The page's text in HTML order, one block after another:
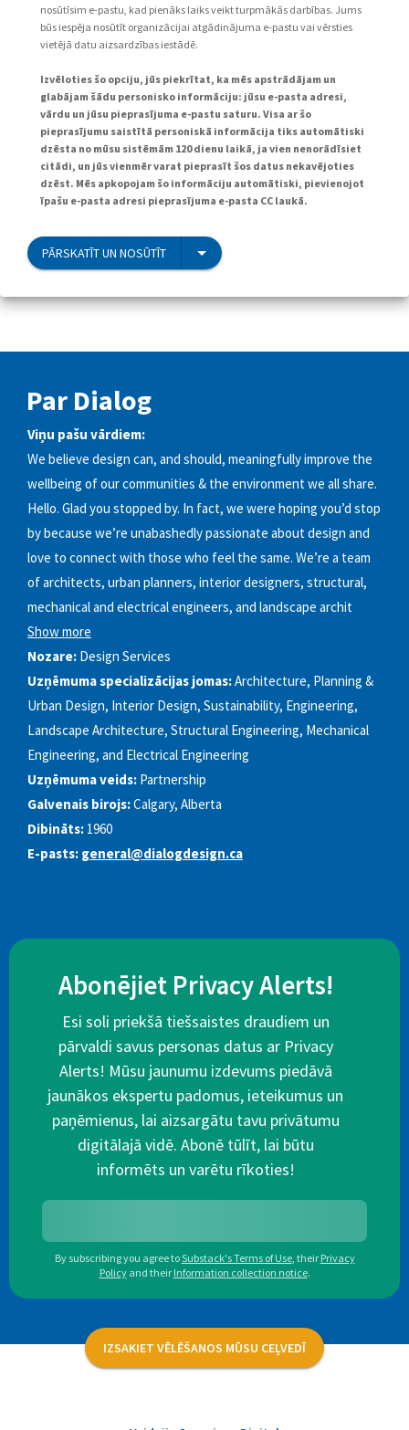
nosūtīsim e-pastu, kad pienāks laiks veikt turpmākās darbības. Jums
būs iespēja nosūtīt organizācijai atgādinājuma e-pastu vai vērsties
vietējā datu aizsardzības iestādē.
Izvēloties šo opciju, jūs piekrītat, ka mēs apstrādājam un
glabājam šādu personisko informāciju: jūsu e-pasta adresi,
vārdu un jūsu pieprasījuma e-pastu saturu. Visa ar šo
pieprasījumu saistītā personiskā informācija tiks automātiski
dzēsta no mūsu sistēmām 120 dienu laikā, ja vien nenorādīsiet
citādi, un jūs vienmēr varat pieprasīt šos datus nekavējoties
dzēst. Mēs apkopojam šo informāciju automātiski, pievienojot
īpašu e-pasta adresi pieprasījuma e-pasta CC laukā.
PĀRSKATĪT UN NOSŪTĪT
Par Dialog
Viņu pašu vārdiem:
We believe design can, and should, meaningfully improve the
wellbeing of our communities & the environment we all share.
Hello. Glad you stopped by. In fact, we were hoping you’d stop
by because we’re unabashedly passionate about design and
love to connect with those who feel the same. We’re a team
of architects, urban planners, interior designers, structural,
mechanical and electrical engineers, and landscape archit
Show more
Nozare: Design Services
Uzņēmuma specializācijas jomas:Architecture, Planning &
Urban Design, Interior Design, Sustainability, Engineering,
Landscape Architecture, Structural Engineering, Mechanical
Engineering, and Electrical Engineering
Uzņēmuma veids: Partnership
Galvenais birojs:Calgary, Alberta
Dibināts: 1960
E-pasts: general@dialogdesign.ca
Abonējiet Privacy Alerts!
Esi soli priekšā tiešsaistes draudiem un
pārvaldi savus personas datus ar Privacy
Alerts! Mūsu jaunumu izdevums piedāvā
jaunākos ekspertu padomus, ieteikumus un
paņēmienus, lai aizsargātu tavu privātumu
digitālajā vidē. Abonē tūlīt, lai būtu
informēts un varētu rīkoties!
By subscribing you agree toSubstack's Terms of Use, their Privacy
Policy and their Information collection notice.
IZSAKIET VĒLĒŠANOS MŪSU CEĻVEDĪ